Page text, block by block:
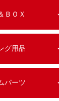
ＢＯＸ
グ用品
パーツ